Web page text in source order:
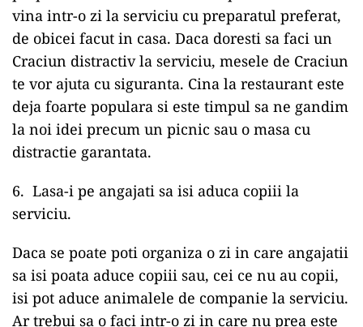
vina intr-o zi la serviciu cu preparatul preferat,
de obicei facut in casa. Daca doresti sa faci un
Craciun distractiv la serviciu, mesele de Craciun
te vor ajuta cu siguranta. Cina la restaurant este
deja foarte populara si este timpul sa ne gandim
la noi idei precum un picnic sau o masa cu
distractie garantata.
6. Lasa-i pe angajati sa isi aduca copiii la
serviciu.
Daca se poate poti organiza o zi in care angajatii
sa isi poata aduce copiii sau, cei ce nu au copii,
isi pot aduce animalele de companie la serviciu.
Ar trebui sa o faci intr-o zi in care nu prea este